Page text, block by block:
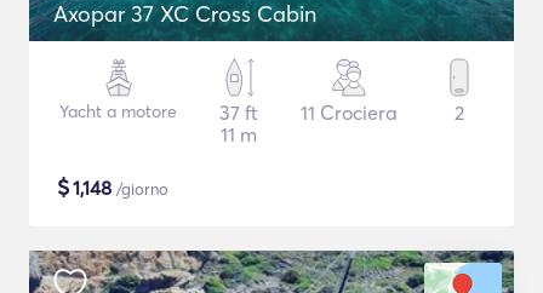
Axopar 37 XC Cross Cabin
Yacht a motore
37 ft
11 m
11 Crociera 2
$1,148 /giorno